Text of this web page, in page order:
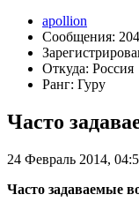
apollion
Сообщения:
Откуда: Россия
Ранг: Гуру
Часто
24 Февраль 2014,
Часто задаваемые